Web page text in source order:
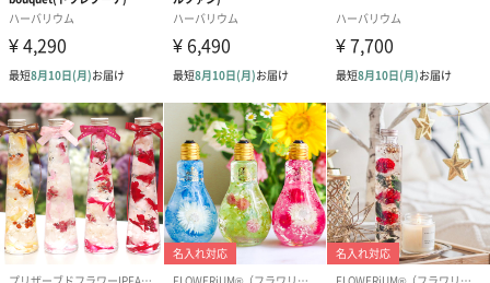
き、不意の転倒にご注意ください。
・飲用ではございません。誤飲等を防ぐため、お子様やペットの
手の届かないところに保管して下さい。
・万が一飲んだ場合や皮膚や目に異常を感じた時は、すぐに医師
に相談し診察を受けて下さい。
・処分の際は、お住まいの自治体の区分に従って下さい。
「hikka（ヒッカ）」